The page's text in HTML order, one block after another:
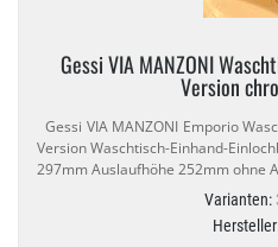
Gessi VIA MANZONI
Version
Gessi VIA MANZONI Emporio
Version Waschtisch-​Einhand-​
297mm Auslaufhöhe 252mm ohne
Varianten: